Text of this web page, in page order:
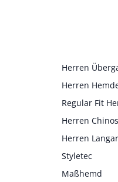
Herren
Herren
Regular Fit
Herren Chinos
Herren
Styletec
Maßhemd